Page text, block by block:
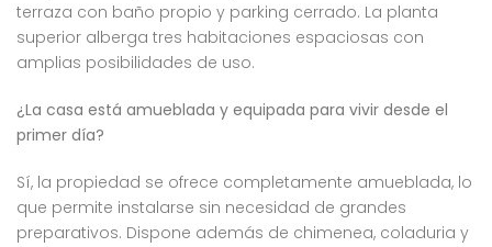
terraza con baño propio y parking cerrado. La planta
superior alberga tres habitaciones espaciosas con
amplias posibilidades de uso.
¿La casa está amueblada y equipada para vivir desde el
primer día?
Sí, la propiedad se ofrece completamente amueblada, lo
que permite instalarse sin necesidad de grandes
preparativos. Dispone además de chimenea, coladuria y